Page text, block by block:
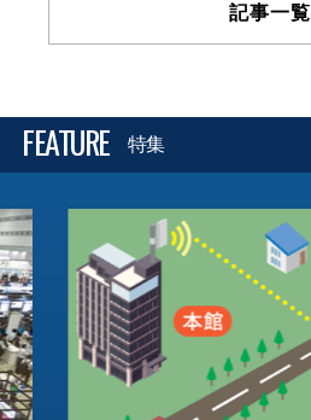
記事一覧
FEATURE 特集